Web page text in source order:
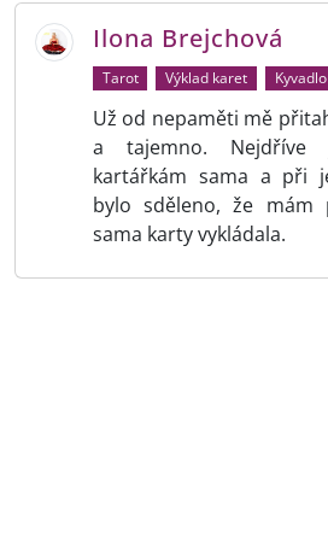
Ilona Brejchová
Tarot Výklad karet Kyvadlo
Už od nepaměti mě
a tajemno. Nejdříve
kartářkám sama a při
bylo sděleno, že mám
sama karty vykládala.